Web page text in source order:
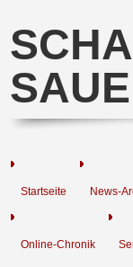
Startseite News-
Online-Chronik